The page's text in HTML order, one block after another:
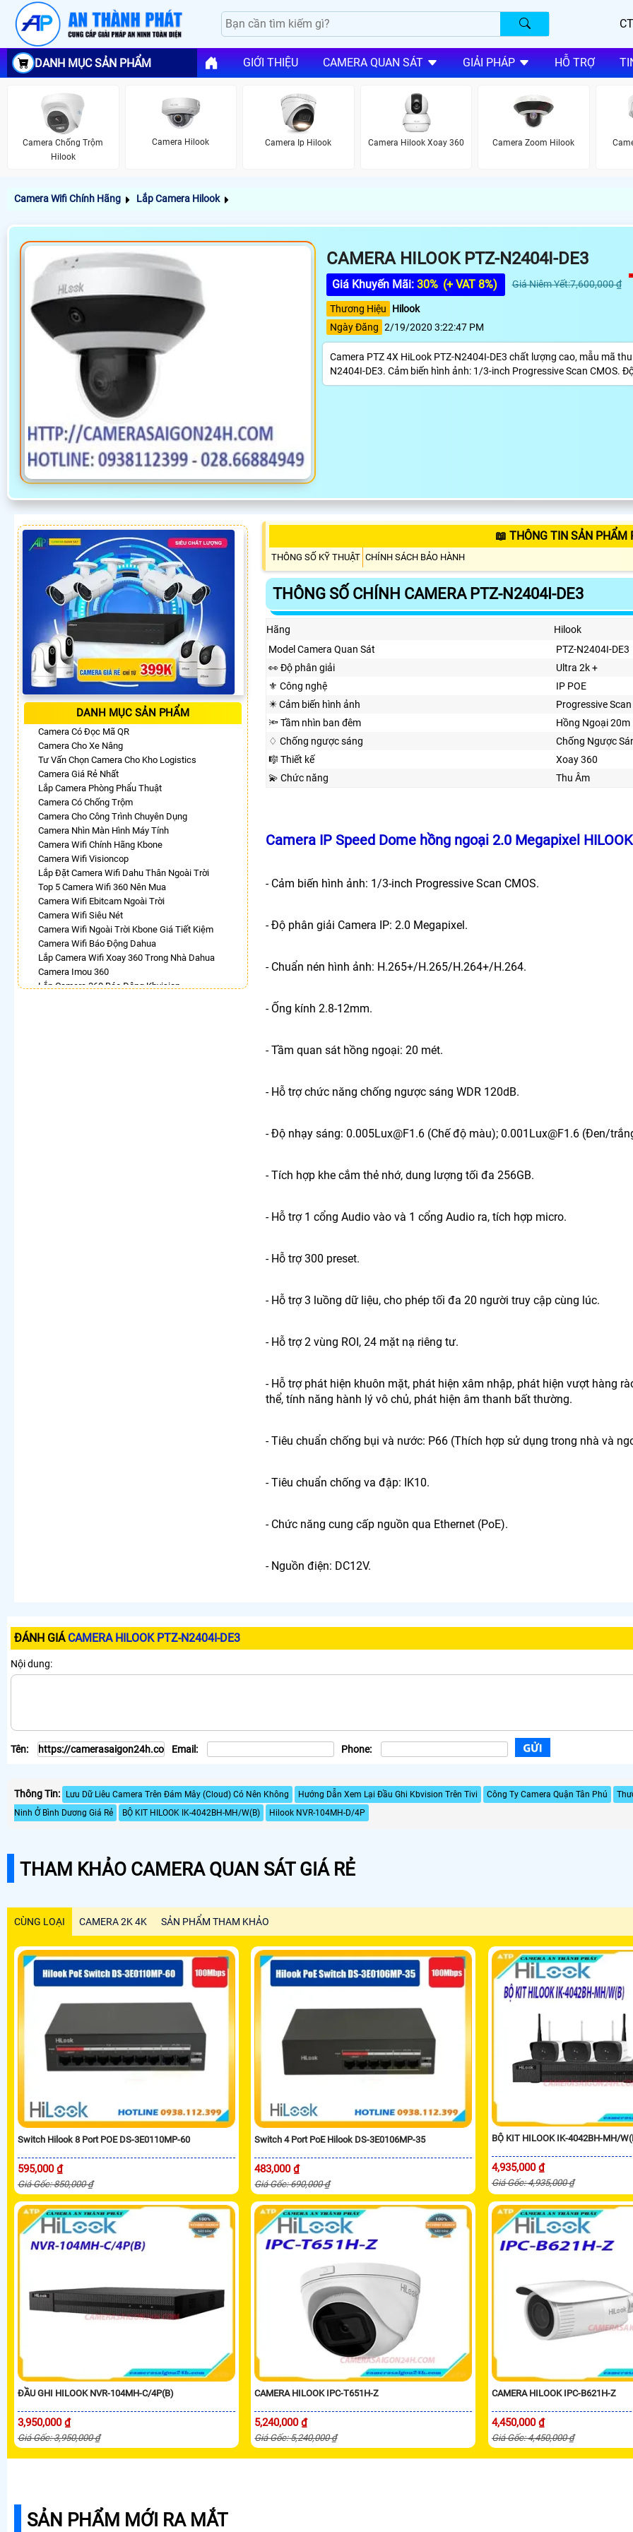
DANH MỤC SẢN PHẨM GIỚI THIỆU CAMERA QUAN SÁT GIẢI PHÁP HỖ TRỢ
Camera Chống Trộm
Hilook
Camera Hilook Camera Ip Hilook Camera Hilook Xoay 360 Camera Zoom Hilook
Camera Wifi Chính Hãng Lắp Camera Hilook
CAMERA HILOOK PTZ-N2404I-DE3
Giá Khuyến Mãi: 30% (+ VAT 8%) Giá Niêm Yết:7,600,000 ₫
Thương Hiệu
Hilook
Ngày Đăng 2/19/2020 3:22:47 PM
Camera PTZ 4X HiLook PTZ-N2404I-DE3 chất lượng cao, mẫu mã
N2404I-DE3. Cảm biến hình ảnh: 1/3-inch Progressive Scan CMOS.
DANH MỤC SẢN PHẨM
Camera Có Đọc Mã QR
Camera Cho Xe Nâng
Tư Vấn Chọn Camera Cho Kho Logistics
Camera Giá Rẻ Nhất
Lắp Camera Phòng Phẩu Thuật
Camera Có Chống Trộm
Camera Cho Công Trình Chuyên Dụng
Camera Nhìn Màn Hình Máy Tính
Camera Wifi Chính Hãng Kbone
Camera Wifi Visioncop
Lắp Đặt Camera Wifi Dahu Thân Ngoài Trời
Top 5 Camera Wifi 360 Nên Mua
Camera Wifi Ebitcam Ngoài Trời
Camera Wifi Siêu Nét
Camera Wifi Ngoài Trời Kbone Giá Tiết Kiệm
Camera Wifi Báo Động Dahua
Lắp Camera Wifi Xoay 360 Trong Nhà Dahua
Camera Imou 360
Lắp Camera 360 Báo Động Kbvision
📖 THÔNG TIN SẢN PHẨM
THÔNG SỐ KỸ THUẬT CHÍNH SÁCH BẢO HÀNH
THÔNG SỐ CHÍNH CAMERA PTZ-N2404I-DE3
Hãng
Hilook
Model Camera Quan Sát
PTZ-N2404I-DE3
️👀 Độ phân giải
Ultra 2k +
⚜️ Công nghệ
IP POE
✴️ Cảm biến hình ảnh
Progressive Scan
🔦 Tầm nhìn ban đêm
Hồng Ngoại 20m
♢ Chống ngược sáng
Chống Ngược
🎼️ Thiết kế
Xoay 360
💫 Chức năng
Thu Âm
Camera IP Speed Dome hồng ngoại 2.0 Megapixel
- Cảm biến hình ảnh: 1/3-inch Progressive Scan CMOS.
- Độ phân giải Camera IP: 2.0 Megapixel.
- Chuẩn nén hình ảnh: H.265+/H.265/H.264+/H.264.
- Ống kính 2.8-12mm.
- Tầm quan sát hồng ngoại: 20 mét.
- Hỗ trợ chức năng chống ngược sáng WDR 120dB.
- Độ nhạy sáng: 0.005Lux@F1.6 (Chế độ màu); 0.001Lux@F1.6 (Đen/
- Tích hợp khe cắm thẻ nhớ, dung lượng tối đa 256GB.
- Hỗ trợ 1 cổng Audio vào và 1 cổng Audio ra, tích hợp micro.
- Hỗ trợ 300 preset.
- Hỗ trợ 3 luồng dữ liệu, cho phép tối đa 20 người truy cập cùng lúc.
- Hỗ trợ 2 vùng ROI, 24 mặt nạ riêng tư.
- Hỗ trợ phát hiện khuôn mặt, phát hiện xâm nhập, phát hiện vượt hàng
thể, tính năng hành lý vô chủ, phát hiện âm thanh bất thường.
- Tiêu chuẩn chống bụi và nước: P66 (Thích hợp sử dụng trong nhà và
- Tiêu chuẩn chống va đập: IK10.
- Chức năng cung cấp nguồn qua Ethernet (PoE).
- Nguồn điện: DC12V.
ĐÁNH GIÁ CAMERA HILOOK PTZ-N2404I-DE3
Nội dung:
Tên: Email: Phone:
Thông Tin: Lưu Dữ Liêu Camera Trên Đám Mây (Cloud) Có Nên Không Hướng Dẫn Xem Lại Đầu Ghi Kbvision Trên Tivi Công Ty Camera Quận Tân Phú
Ninh Ở Bình Dương Giá Rẻ
BỘ KIT HILOOK IK-4042BH-MH/W(B) Hilook NVR-104MH-D/4P
THAM KHẢO CAMERA QUAN SÁT GIÁ RẺ
CÙNG LOẠI CAMERA 2K 4K SẢN PHẨM THAM KHẢO
Switch Hilook 8 Port POE DS-3E0110MP-60
595,000 ₫
Giá Gốc: 850,000 ₫
Switch 4 Port PoE Hilook DS-3E0106MP-35
483,000 ₫
Giá Gốc: 690,000 ₫
BỘ KIT HILOOK IK-4042BH-MH/
4,935,000 ₫
Giá Gốc: 4,935,000 ₫
ĐẦU GHI HILOOK NVR-104MH-C/4P(B)
3,950,000 ₫
Giá Gốc: 3,950,000 ₫
CAMERA HILOOK IPC-T651H-Z
5,240,000 ₫
Giá Gốc: 5,240,000 ₫
CAMERA HILOOK IPC-B621H-Z
4,450,000 ₫
Giá Gốc: 4,450,000 ₫
SẢN PHẨM MỚI RA MẮT